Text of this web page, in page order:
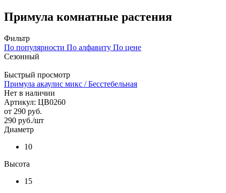
Примула комнатные растения
Фильтр
По популярности По алфавиту По цене
Сезонный
Быстрый просмотр
Примула акаулис микс / Бесстебельная
Нет в наличии
Артикул: ЦВ0260
от 290 руб.
290 руб./шт
Диаметр
10
Высота
15